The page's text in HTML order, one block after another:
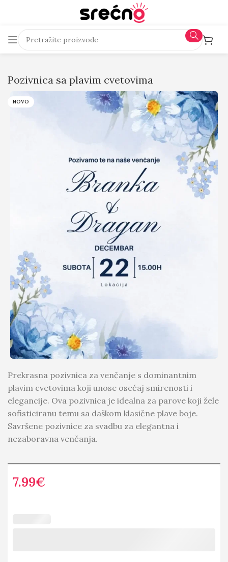
Pozivnica sa plavim cvetovima
NOVO
Prekrasna pozivnica za venčanje s dominantnim
plavim cvetovima koji unose osećaj smirenosti i
elegancije. Ova pozivnica je idealna za parove koji žele
sofisticiranu temu sa daškom klasične plave boje.
Savršene pozivnice za svadbu za elegantna i
nezaboravna venčanja.
7.99€